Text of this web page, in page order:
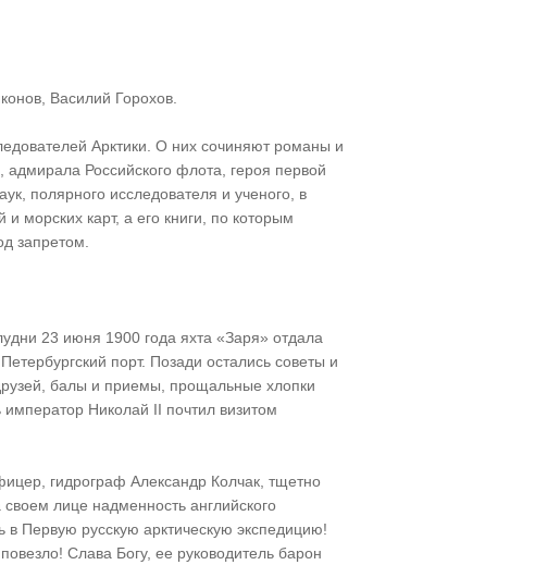
Василий Горохов.
Арктики. О них сочиняют романы и
Российского флота, героя первой
полярного исследователя и ученого, в
морских карт, а его книги, по которым
запретом.
23 июня 1900 года яхта «Заря» отдала
порт. Позади остались советы и
балы и приемы, прощальные хлопки
Николай II почтил визитом
гидрограф Александр Колчак, тщетно
лице надменность английского
в Первую русскую арктическую экспедицию!
Слава Богу, ее руководитель барон